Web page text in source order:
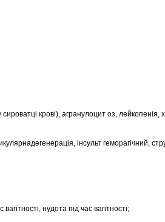
крові), агранулоцит оз, лейкопенія,
інсульт геморагічний,
нудота під час вагітності;